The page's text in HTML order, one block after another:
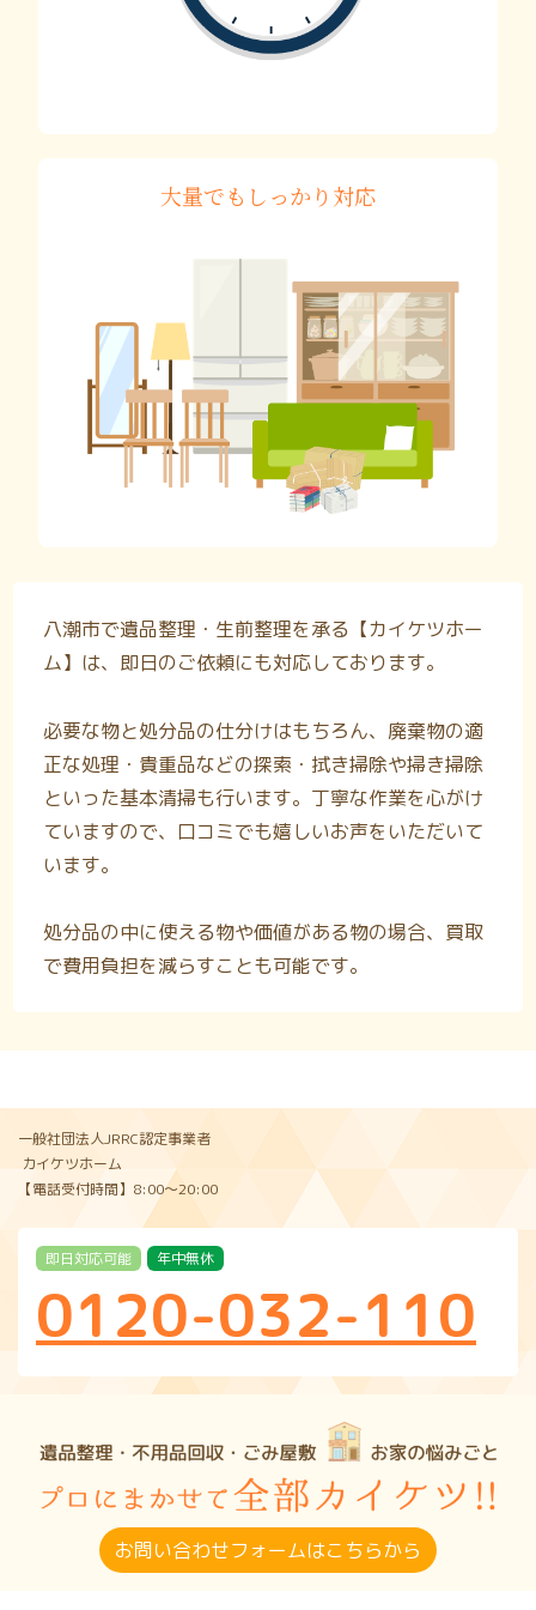
大量でもしっかり対応
八潮市で遺品整理・生前整理を承る【カイケツホー
ム】は、即日のご依頼にも対応しております。
必要な物と処分品の仕分けはもちろん、廃棄物の適
正な処理・貴重品などの探索・拭き掃除や掃き掃除
といった基本清掃も行います。丁寧な作業を心がけ
ていますので、口コミでも嬉しいお声をいただいて
います。
処分品の中に使える物や価値がある物の場合、買取
で費用負担を減らすことも可能です。
一般社団法人JRRC認定事業者
カイケツホーム
【電話受付時間】8:00〜20:00
即日対応可能 年中無休
0120-032-110
お問い合わせフォームはこちらから